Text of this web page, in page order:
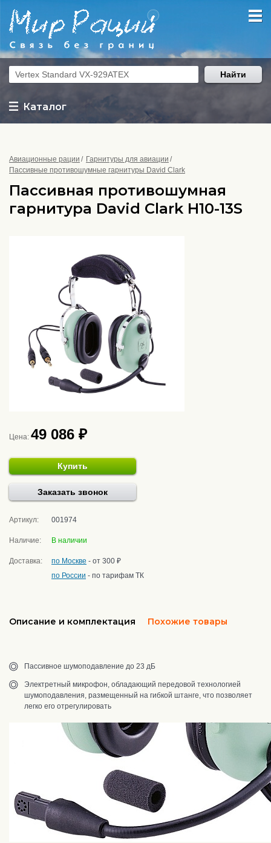
Каталог
Найти
Авиационные рации
Гарнитуры для авиации
Пассивные противошумные гарнитуры David Clark
Пассивная противошумная
гарнитура David Clark H10-13S
Цена: 49 086 ₽
Купить
Заказать звонок
Артикул: 001974
Наличие: В наличии
Доставка: по Москве - от 300 ₽
по России - по тарифам ТК
Описание и комплектация Похожие товары
Пассивное шумоподавление до 23 дБ
Электретный микрофон, обладающий передовой технологией
шумоподавления, размещенный на гибкой штанге, что позволяет
легко его отрегулировать